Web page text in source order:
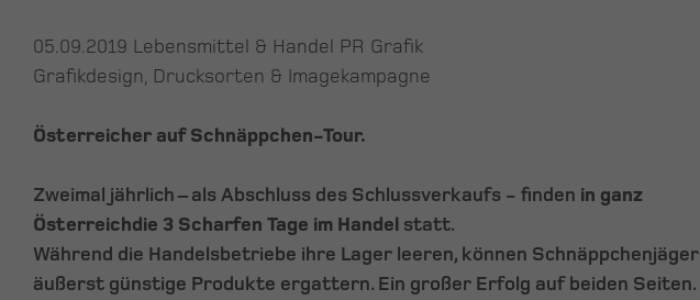
05.09.2019 Lebensmittel & Handel PR Grafik
Grafikdesign, Drucksorten & Imagekampagne
Österreicher auf Schnäppchen-Tour.
Zweimal jährlich – als Abschluss des Schlussverkaufs - finden in ganz
Österreichdie 3 Scharfen Tage im Handel statt.
Während die Handelsbetriebe ihre Lager leeren, können Schnäppchenjäger
äußerst günstige Produkte ergattern. Ein großer Erfolg auf beiden Seiten.